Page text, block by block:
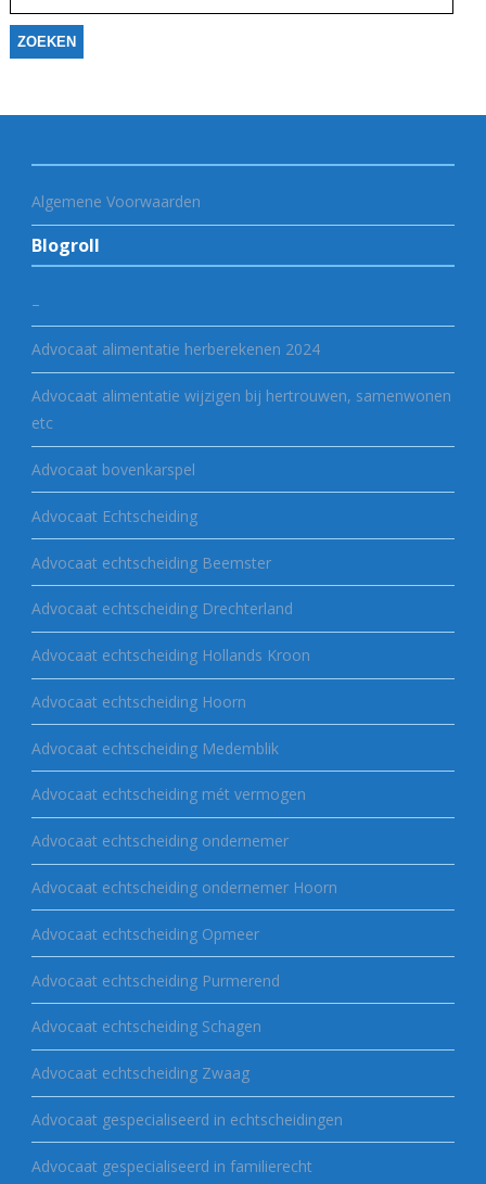
Algemene Voorwaarden
Blogroll
–
Advocaat alimentatie herberekenen 2024
Advocaat alimentatie wijzigen bij hertrouwen, samenwonen
etc
Advocaat bovenkarspel
Advocaat Echtscheiding
Advocaat echtscheiding Beemster
Advocaat echtscheiding Drechterland
Advocaat echtscheiding Hollands Kroon
Advocaat echtscheiding Hoorn
Advocaat echtscheiding Medemblik
Advocaat echtscheiding mét vermogen
Advocaat echtscheiding ondernemer
Advocaat echtscheiding ondernemer Hoorn
Advocaat echtscheiding Opmeer
Advocaat echtscheiding Purmerend
Advocaat echtscheiding Schagen
Advocaat echtscheiding Zwaag
Advocaat gespecialiseerd in echtscheidingen
Advocaat gespecialiseerd in familierecht